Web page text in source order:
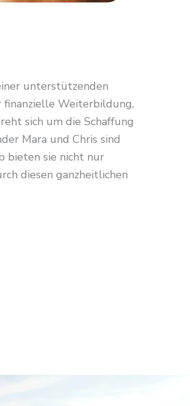
unterstützenden
finanzielle Weiterbildung,
sich um die Schaffung
Mara und Chris sind
bieten sie nicht nur
diesen ganzheitlichen